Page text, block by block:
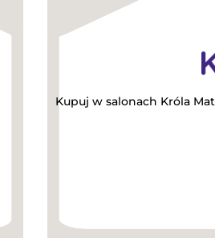
Kupuj w salonach Króla